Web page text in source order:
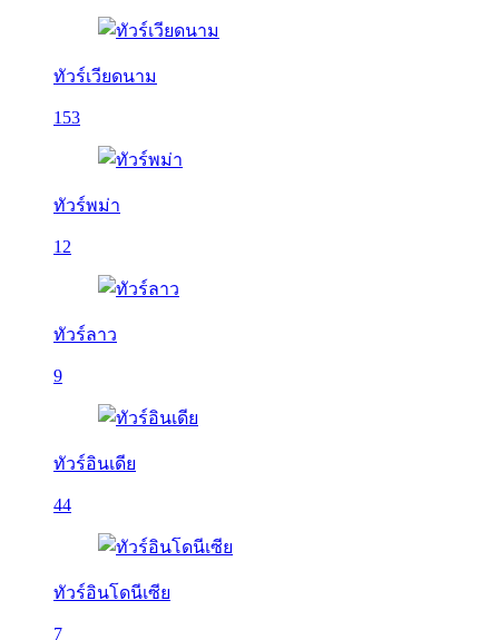
ทัวร์เวียดนาม
153
ทัวร์พม่า
12
ทัวร์ลาว
9
ทัวร์อินเดีย
44
ทัวร์อินโดนีเซีย
7